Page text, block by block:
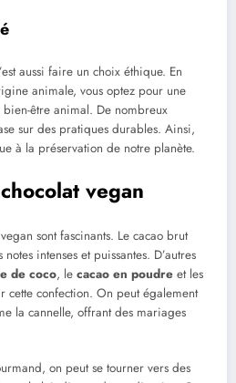
aussi faire un choix éthique. En
animale, vous optez pour une
être animal. De nombreux
sur des pratiques durables. Ainsi,
à la préservation de notre planète.
vegan
sont fascinants. Le cacao brut
intenses et puissantes. D’autres
de coco, le cacao en poudre et les
cette confection. On peut également
la cannelle, offrant des mariages
on peut se tourner vers des